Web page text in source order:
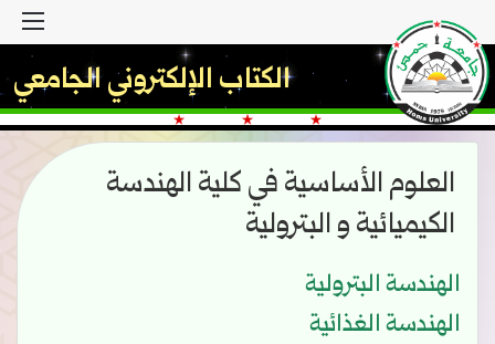
الكتاب الإلكتروني الجامعي
العلوم الأساسية في كلية الهندسة
الكيميائية و البترولية
الهندسة البترولية
الهندسة الغذائية